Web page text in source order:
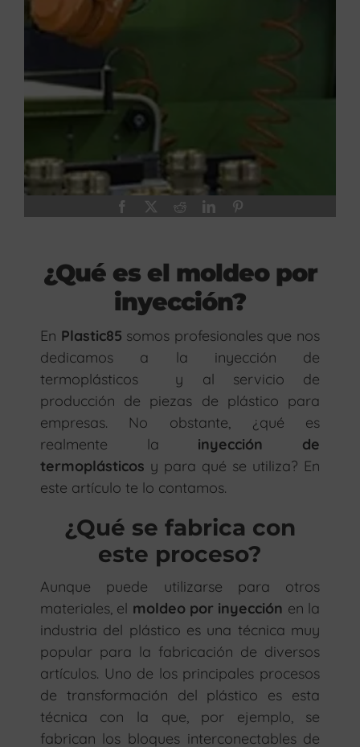
¿Qué es el moldeo por
inyección?
En Plastic85 somos profesionales que nos
dedicamos a la inyección de
termoplásticos y al servicio de
producción de piezas de plástico para
empresas. No obstante, ¿qué es
realmente la inyección de
termoplásticos y para qué se utiliza? En
este artículo te lo contamos.
¿Qué se fabrica con
este proceso?
Aunque puede utilizarse para otros
materiales, el moldeo por inyección en la
industria del plástico es una técnica muy
popular para la fabricación de diversos
artículos. Uno de los principales procesos
de transformación del plástico es esta
técnica con la que, por ejemplo, se
fabrican los bloques interconectables de